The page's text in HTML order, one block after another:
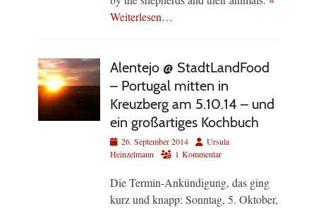
Weiterlesen…
Alentejo @ StadtLandFood
– Portugal mitten in
Kreuzberg am 5.10.14 – und
ein großartiges Kochbuch
Veröffentlicht
am
26. September 2014 AutorUrsula
Heinzelmann
1 Kommentar
Die Termin-Ankündigung, das ging
kurz und knapp: Sonntag, 5. Oktober,